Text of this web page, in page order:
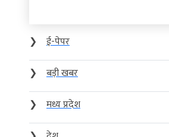
❯
ई-पेपर
❯
बड़ी खबर
❯
मध्य प्रदेश